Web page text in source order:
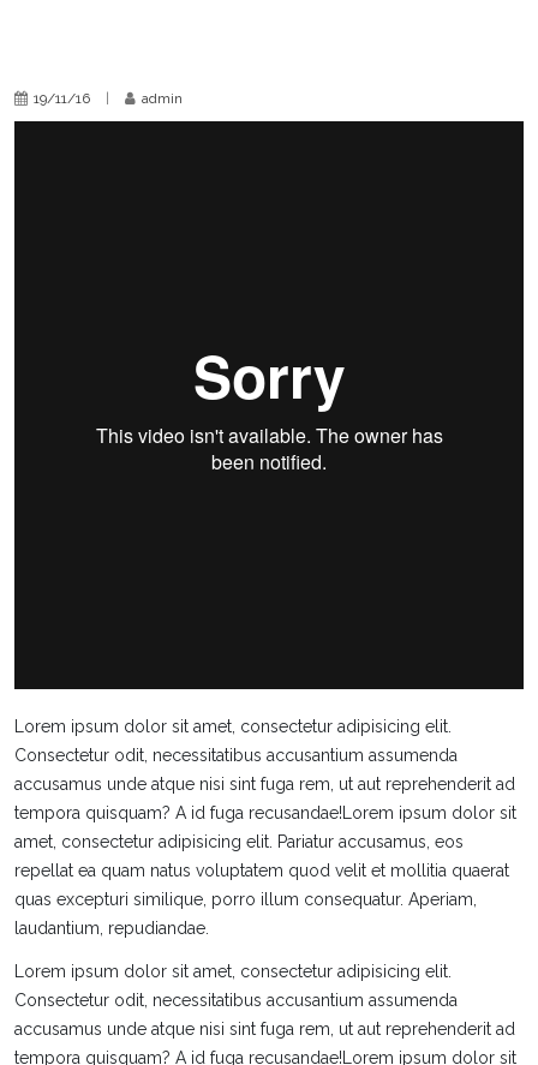
19/11/16 admin
Lorem ipsum dolor sit amet, consectetur adipisicing elit.
Consectetur odit, necessitatibus accusantium assumenda
accusamus unde atque nisi sint fuga rem, ut aut reprehenderit ad
tempora quisquam? A id fuga recusandae!Lorem ipsum dolor sit
amet, consectetur adipisicing elit. Pariatur accusamus, eos
repellat ea quam natus voluptatem quod velit et mollitia quaerat
quas excepturi similique, porro illum consequatur. Aperiam,
laudantium, repudiandae.
Lorem ipsum dolor sit amet, consectetur adipisicing elit.
Consectetur odit, necessitatibus accusantium assumenda
accusamus unde atque nisi sint fuga rem, ut aut reprehenderit ad
tempora quisquam? A id fuga recusandae!Lorem ipsum dolor sit